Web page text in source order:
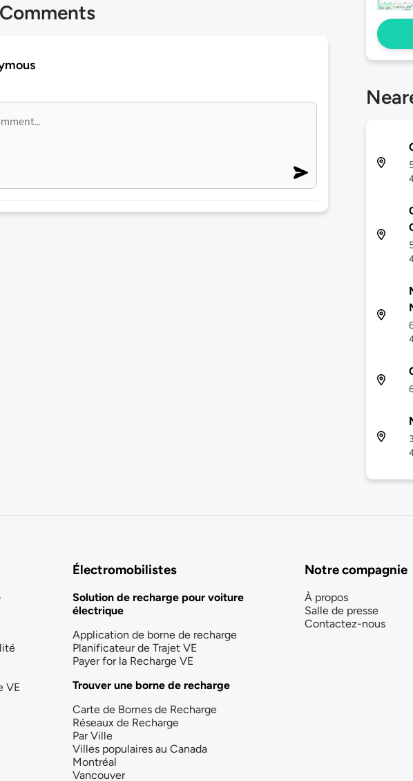
VE
Électromobilistes
Solution de recharge pour voiture
électrique
Application de borne de recharge
Planificateur de Trajet VE
Payer for la Recharge VE
Trouver une borne de recharge
Carte de Bornes de Recharge
Réseaux de Recharge
Par Ville
Villes populaires au Canada
Montréal
Vancouver
Notre compagnie
À propos
Salle de presse
Contactez-nous